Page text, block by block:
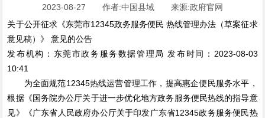
2023-08-27 作者:中国县域 来源:政府官网
关于公开征求《东莞市12345政务服务便民 热线管理办法（草案征求
意见稿）》 意见的公告
发布机构：东莞市政务服务数据管理局 发布时间：2023-08-03
10:41
为全面规范12345热线运营管理工作，提高惠企便民服务水平，
根据《国务院办公厅关于进一步优化地方政务服务便民热线的指导意
见》《广东省人民政府办公厅关于印发广东省12345政务服务便民热